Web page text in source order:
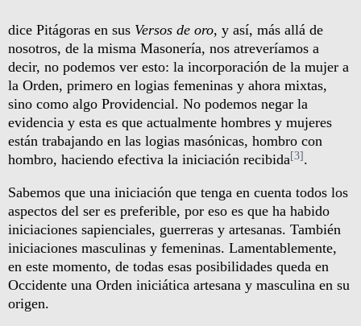
dice Pitágoras en sus Versos de oro, y así, más allá de
nosotros, de la misma Masonería, nos atreveríamos a
decir, no podemos ver esto: la incorporación de la mujer a
la Orden, primero en logias femeninas y ahora mixtas,
sino como algo Providencial. No podemos negar la
evidencia y esta es que actualmente hombres y mujeres
están trabajando en las logias masónicas, hombro con
hombro, haciendo efectiva la iniciación recibida[3].
Sabemos que una iniciación que tenga en cuenta todos los
aspectos del ser es preferible, por eso es que ha habido
iniciaciones sapienciales, guerreras y artesanas. También
iniciaciones masculinas y femeninas. Lamentablemente,
en este momento, de todas esas posibilidades queda en
Occidente una Orden iniciática artesana y masculina en su
origen.